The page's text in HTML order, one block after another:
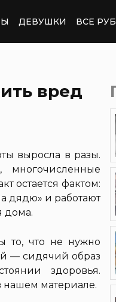
ДЕВУШКИ ВСЕ
вред
выросла в разы.
многочисленные
остается фактом:
дядю» и работают
дома.
то, что не нужно
— сидячий образ
здоровья.
нашем материале.